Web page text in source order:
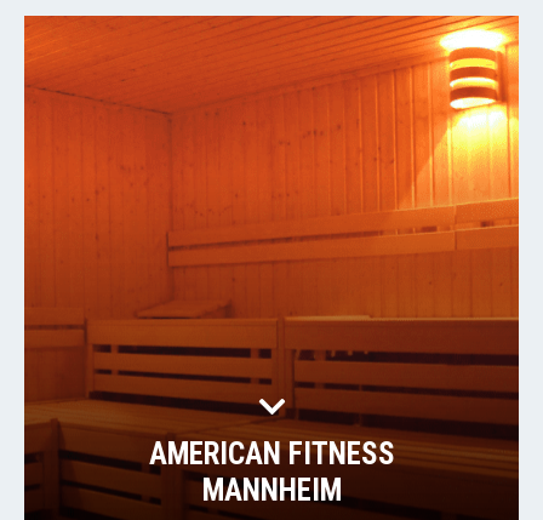
AMERICAN FITNESS
MANNHEIM